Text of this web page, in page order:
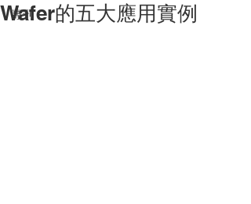
專刊
Wafer的五大應用實例